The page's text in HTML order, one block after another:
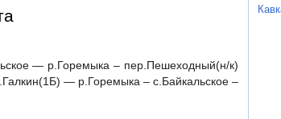
— р.Горемыка – пер.Пешеходный(н/к)
— р.Горемыка – с.Байкальское –